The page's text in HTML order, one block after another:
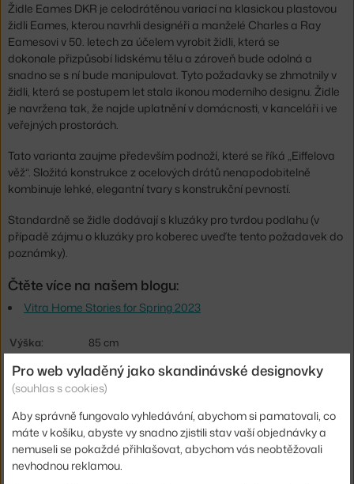
Židle Eames DKR je celodrátěnou variací na klasickou plastovou
židli Eames, kterou navrhli designéři a manželé Charles a Ray
Eamesovi v 50. letech za účelem vyrobit židli, která se
dokonale přizpůsobí lidskému tělu a zároveň bude odolná a
snadno se s ní bude manipulovat. Tyto požadavky se zhmotnily v
židli, která se postupem let stala ikonou moderního designu. Židle
je navržena tak, že najde uplatnění v domácnosti, v kanceláři i ve
veřejných prostorách.
Tato varianta zaujme především podnoží, které se říká „Eiffelova
věž“. Složitá konstrukce z ocelových drátů nenapodobitelně
kombinuje lehké, elegantní tvary s konstrukční pevností.
Standardně se židle dodávají s kluzáky pro tvrdou podlahu (v
případě zájmu o kluzáky pro koberec uveďte tento požadavek do
poznámky).
Čtěte více na našem blogu:
Vitra Home Stories for Spring 2023
Výška:
85 cm
Výška sedáku: 43 cm
Hloubka:
51 cm
Šířka:
49 cm
Područky:
bez područek
Barva:
tmavě zelená
Pro web vyladěný jako skandinávské designovky
(souhlas s cookies)
Aby správně fungovalo vyhledávání, abychom si pamatovali, co
máte v košíku, abyste vy snadno zjistili stav vaší objednávky a
nemuseli se pokaždé přihlašovat, abychom vás neobtěžovali
nevhodnou reklamou.